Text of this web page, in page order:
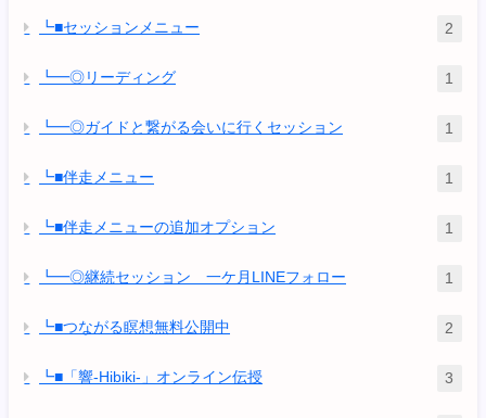
┗■セッションメニュー 2
┗━◎リーディング 1
┗━◎ガイドと繋がる会いに行くセッション 1
┗■伴走メニュー 1
┗■伴走メニューの追加オプション 1
┗━◎継続セッション 一ケ月LINEフォロー 1
┗■つながる瞑想無料公開中 2
┗■「響-Hibiki-」オンライン伝授 3